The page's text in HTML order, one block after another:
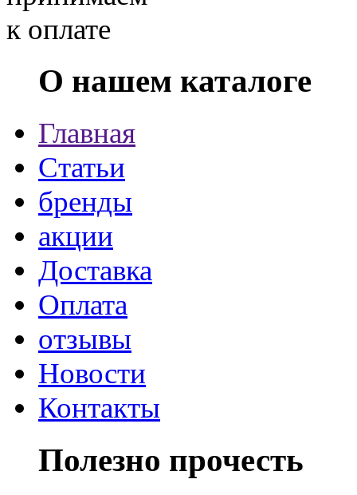
О нашем каталоге
Главная
Статьи
бренды
акции
Доставка
Оплата
отзывы
Новости
Контакты
Полезно прочесть